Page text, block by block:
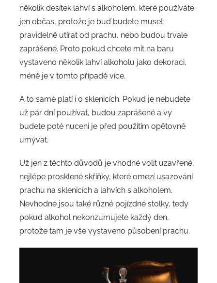
několik desítek lahví s alkoholem, které používáte
jen občas, protože je buď budete muset
pravidelně utírat od prachu, nebo budou trvale
zaprášené. Proto pokud chcete mít na baru
vystaveno několik lahví alkoholu jako dekoraci,
méně je v tomto případě více.
A to samé platí i o sklenicích. Pokud je nebudete
už pár dní používat, budou zaprášené a vy
budete poté nuceni je před použitím opětovně
umývat.
Už jen z těchto důvodů je vhodné volit uzavřené,
nejlépe prosklené skříňky, které omezí usazování
prachu na sklenicích a lahvích s alkoholem.
Nevhodné jsou také různé pojízdné stolky, tedy
pokud alkohol nekonzumujete každý den,
protože tam je vše vystaveno působení prachu.